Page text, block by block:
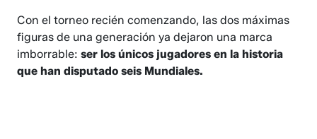
Con el torneo recién comenzando, las dos máximas
figuras de una generación ya dejaron una marca
imborrable:ser los únicos jugadores en la historia
que han disputado seis Mundiales.